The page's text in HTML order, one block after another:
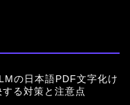
の日本語PDF文字化け
する対策と注意点